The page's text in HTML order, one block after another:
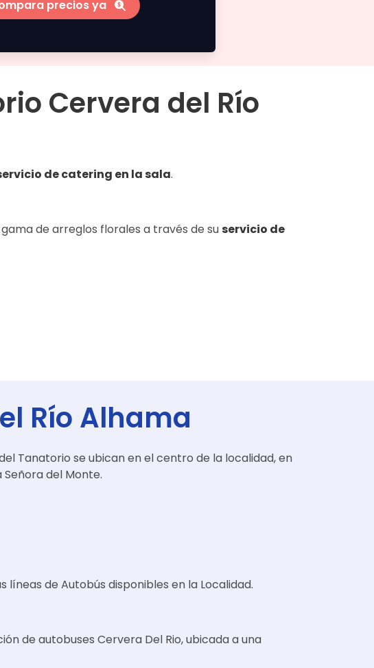
precios ya
Cervera del Río
de catering en la sala.
de arreglos florales a través de su servicio de
Río Alhama
Tanatorio se ubican en el centro de la localidad, en
del Monte.
de Autobús disponibles en la Localidad.
de autobuses Cervera Del Rio, ubicada a una